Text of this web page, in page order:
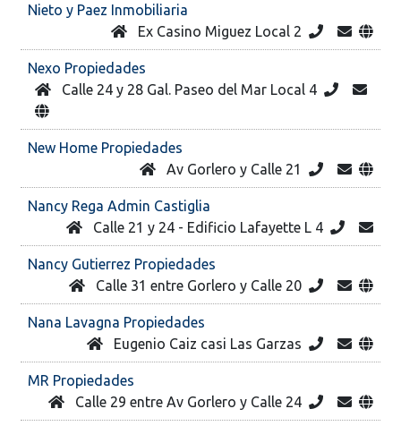
Nieto y Paez Inmobiliaria
Ex Casino Miguez Local 2
Nexo Propiedades
Calle 24 y 28 Gal. Paseo del Mar Local 4
New Home Propiedades
Av Gorlero y Calle 21
Nancy Rega Admin Castiglia
Calle 21 y 24 - Edificio Lafayette L 4
Nancy Gutierrez Propiedades
Calle 31 entre Gorlero y Calle 20
Nana Lavagna Propiedades
Eugenio Caiz casi Las Garzas
MR Propiedades
Calle 29 entre Av Gorlero y Calle 24